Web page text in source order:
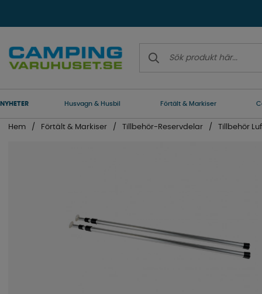
NYHETER Husvagn & Husbil Förtält & Markiser
Hem Förtält & Markiser Tillbehör-Reservdelar Tillbehör